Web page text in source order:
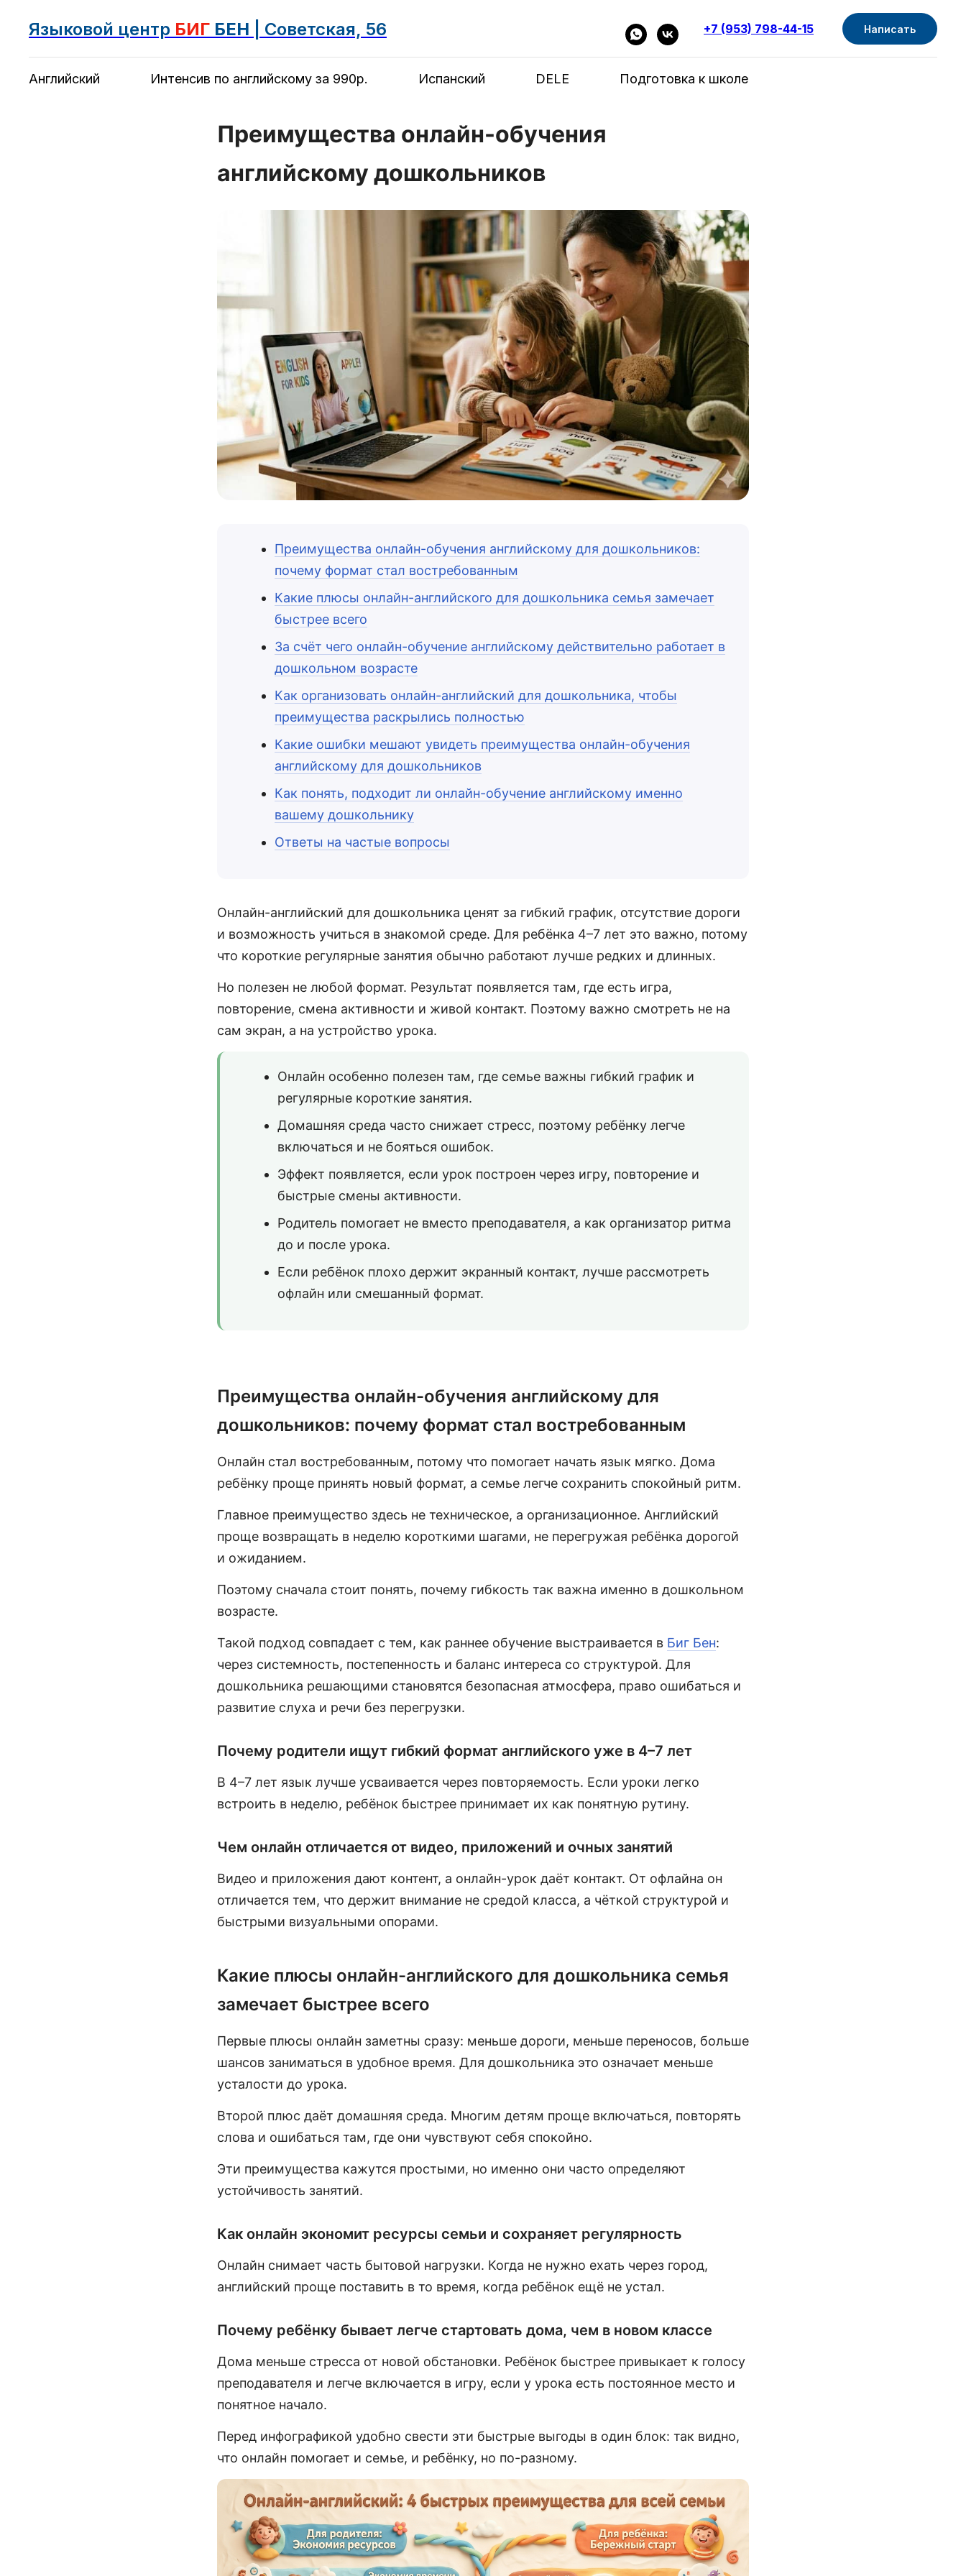
Языковой центр БИГ БЕН | Советская, 56 +7 (953) 798-44-15 Написать
Английский Интенсив по английскому за 990р. Испанский DELE Подготовка к школе
Преимущества онлайн-обучения
английскому дошкольников
Преимущества онлайн-обучения английскому для дошкольников:
почему формат стал востребованным
Какие плюсы онлайн-английского для дошкольника семья замечает
быстрее всего
За счёт чего онлайн-обучение английскому действительно работает в
дошкольном возрасте
Как организовать онлайн-английский для дошкольника, чтобы
преимущества раскрылись полностью
Какие ошибки мешают увидеть преимущества онлайн-обучения
английскому для дошкольников
Как понять, подходит ли онлайн-обучение английскому именно
вашему дошкольнику
Ответы на частые вопросы
Онлайн-английский для дошкольника ценят за гибкий график, отсутствие дороги
и возможность учиться в знакомой среде. Для ребёнка 4–7 лет это важно, потому
что короткие регулярные занятия обычно работают лучше редких и длинных.
Но полезен не любой формат. Результат появляется там, где есть игра,
повторение, смена активности и живой контакт. Поэтому важно смотреть не на
сам экран, а на устройство урока.
Онлайн особенно полезен там, где семье важны гибкий график и
регулярные короткие занятия.
Домашняя среда часто снижает стресс, поэтому ребёнку легче
включаться и не бояться ошибок.
Эффект появляется, если урок построен через игру, повторение и
быстрые смены активности.
Родитель помогает не вместо преподавателя, а как организатор ритма
до и после урока.
Если ребёнок плохо держит экранный контакт, лучше рассмотреть
офлайн или смешанный формат.
Преимущества онлайн-обучения английскому для
дошкольников: почему формат стал востребованным
Онлайн стал востребованным, потому что помогает начать язык мягко. Дома
ребёнку проще принять новый формат, а семье легче сохранить спокойный ритм.
Главное преимущество здесь не техническое, а организационное. Английский
проще возвращать в неделю короткими шагами, не перегружая ребёнка дорогой
и ожиданием.
Поэтому сначала стоит понять, почему гибкость так важна именно в дошкольном
возрасте.
Такой подход совпадает с тем, как раннее обучение выстраивается в Биг Бен:
через системность, постепенность и баланс интереса со структурой. Для
дошкольника решающими становятся безопасная атмосфера, право ошибаться и
развитие слуха и речи без перегрузки.
Почему родители ищут гибкий формат английского уже в 4–7 лет
В 4–7 лет язык лучше усваивается через повторяемость. Если уроки легко
встроить в неделю, ребёнок быстрее принимает их как понятную рутину.
Чем онлайн отличается от видео, приложений и очных занятий
Видео и приложения дают контент, а онлайн-урок даёт контакт. От офлайна он
отличается тем, что держит внимание не средой класса, а чёткой структурой и
быстрыми визуальными опорами.
Какие плюсы онлайн-английского для дошкольника семья
замечает быстрее всего
Первые плюсы онлайн заметны сразу: меньше дороги, меньше переносов, больше
шансов заниматься в удобное время. Для дошкольника это означает меньше
усталости до урока.
Второй плюс даёт домашняя среда. Многим детям проще включаться, повторять
слова и ошибаться там, где они чувствуют себя спокойно.
Эти преимущества кажутся простыми, но именно они часто определяют
устойчивость занятий.
Как онлайн экономит ресурсы семьи и сохраняет регулярность
Онлайн снимает часть бытовой нагрузки. Когда не нужно ехать через город,
английский проще поставить в то время, когда ребёнок ещё не устал.
Почему ребёнку бывает легче стартовать дома, чем в новом классе
Дома меньше стресса от новой обстановки. Ребёнок быстрее привыкает к голосу
преподавателя и легче включается в игру, если у урока есть постоянное место и
понятное начало.
Перед инфографикой удобно свести эти быстрые выгоды в один блок: так видно,
что онлайн помогает и семье, и ребёнку, но по-разному.